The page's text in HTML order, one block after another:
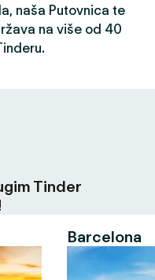
naša Putovnica te
na više od 40
Tinder
Barcelona